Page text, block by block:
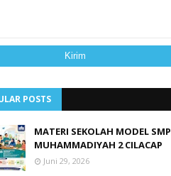
POSTS
MATERI SEKOLAH MODEL SMP
MUHAMMADIYAH 2 CILACAP
Juni 29, 2026